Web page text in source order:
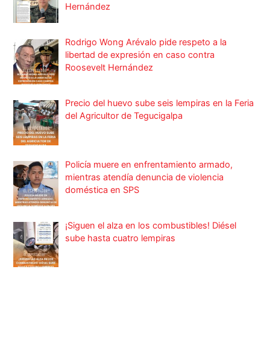
Hernández
Rodrigo Wong Arévalo pide respeto a la
libertad de expresión en caso contra
Roosevelt Hernández
Precio del huevo sube seis lempiras en la Feria
del Agricultor de Tegucigalpa
Policía muere en enfrentamiento armado,
mientras atendía denuncia de violencia
doméstica en SPS
¡Siguen el alza en los combustibles! Diésel
sube hasta cuatro lempiras